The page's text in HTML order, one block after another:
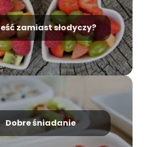
zamiast słodyczy?
Dobre śniadanie